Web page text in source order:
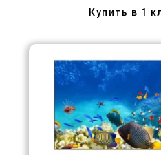
Купить в 1